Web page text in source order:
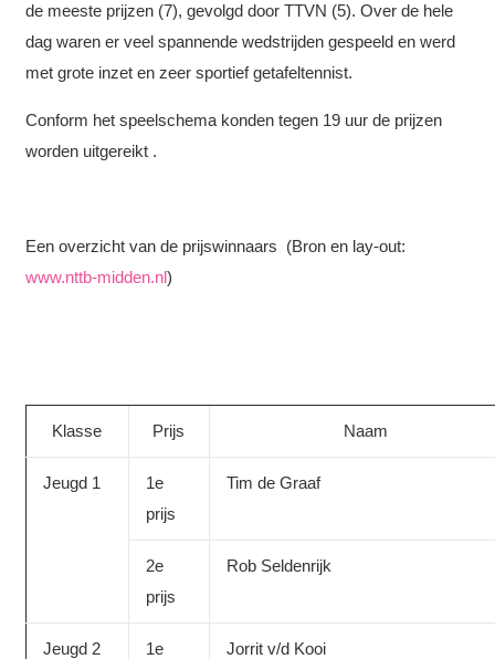
de meeste prijzen (7), gevolgd door TTVN (5). Over de hele
dag waren er veel spannende wedstrijden gespeeld en werd
met grote inzet en zeer sportief getafeltennist.
Conform het speelschema konden tegen 19 uur de prijzen
worden uitgereikt .
Een overzicht van de prijswinnaars (Bron en lay-out:
www.nttb-midden.nl)
Klasse Prijs Naam
Jeugd 1
1e
prijs
Tim de Graaf
2e
prijs
Rob Seldenrijk
Jeugd 2
1e
Jorrit v/d Kooi